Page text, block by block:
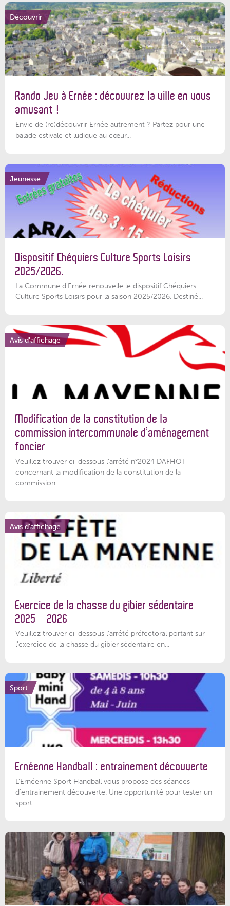
Découvrir
Rando Jeu à Ernée : découvrez la ville en vous
amusant !
Envie de (re)découvrir Ernée autrement ? Partez pour une
balade estivale et ludique au cœur...
Jeunesse
Dispositif Chéquiers Culture Sports Loisirs
2025/2026.
La Commune d'Ernée renouvelle le dispositif Chéquiers
Culture Sports Loisirs pour la saison 2025/2026. Destiné...
Avis d'affichage
Modification de la constitution de la
commission intercommunale d’aménagement
foncier
Veuillez trouver ci-dessous l'arrêté n°2024 DAFHOT
concernant la modification de la constitution de la
commission...
Avis d'affichage
Exercice de la chasse du gibier sédentaire
2025 – 2026
Veuillez trouver ci-dessous l'arrêté préfectoral portant sur
l'exercice de la chasse du gibier sédentaire en...
Sport
Ernéenne Handball : entrainement découverte
L'Ernéenne Sport Handball vous propose des séances
d'entrainement découverte. Une opportunité pour tester un
sport...